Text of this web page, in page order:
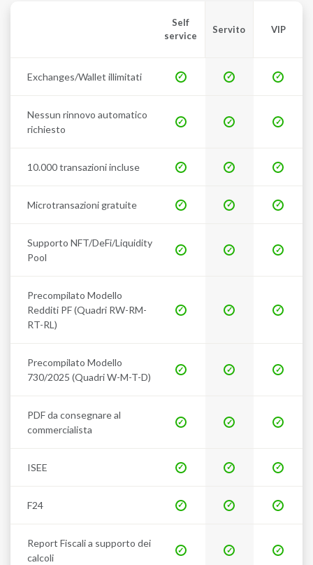
Self
service
Servito VIP
Exchanges/Wallet illimitati
Nessun rinnovo automatico
richiesto
10.000 transazioni incluse
Microtransazioni gratuite
Supporto NFT/DeFi/Liquidity
Pool
Precompilato Modello
Redditi PF (Quadri RW-RM-
RT-RL)
Precompilato Modello
730/2025 (Quadri W-M-T-D)
PDF da consegnare al
commercialista
ISEE
F24
Report Fiscali a supporto dei
calcoli